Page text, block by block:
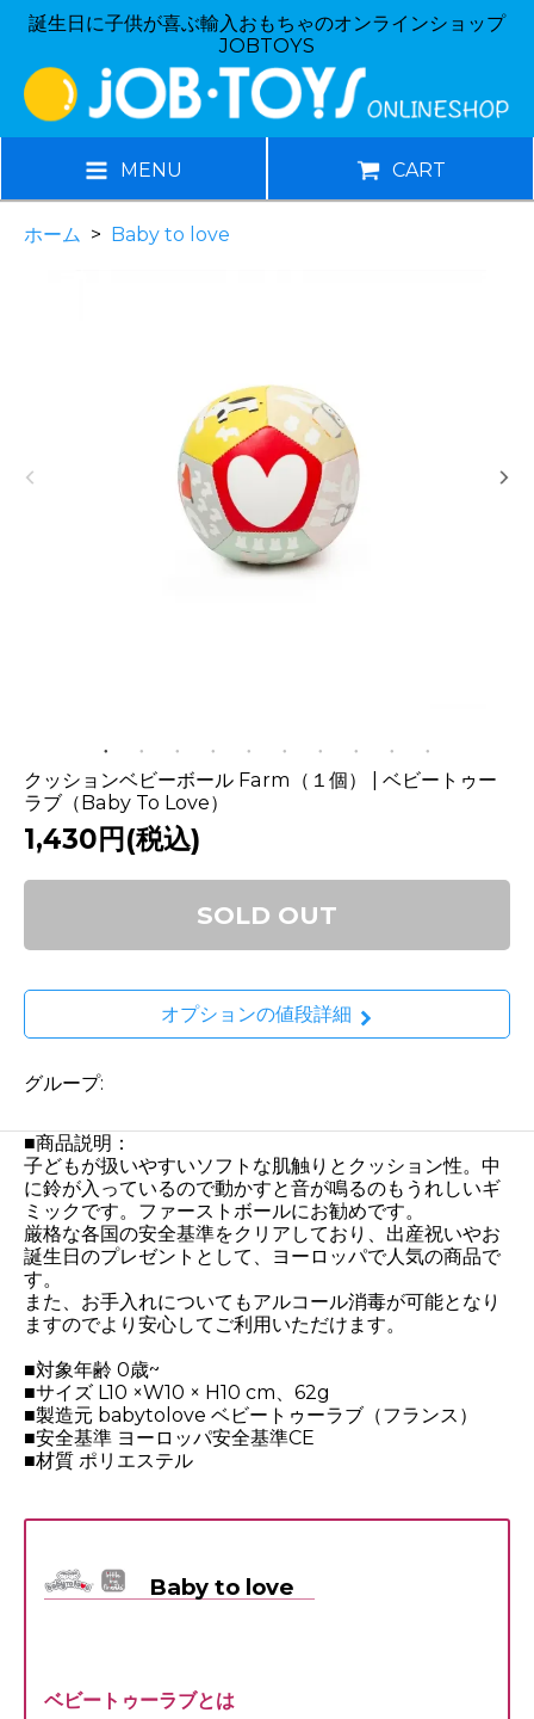
誕生日に子供が喜ぶ輸入おもちゃのオンラインショップ
JOBTOYS
MENU CART
ホーム > Baby to love
クッションベビーボール Farm（１個） | ベビートゥー
ラブ（Baby To Love）
1,430円(税込)
SOLD OUT
オプションの値段詳細
グループ:
■商品説明：
子どもが扱いやすいソフトな肌触りとクッション性。中
に鈴が入っているので動かすと音が鳴るのもうれしいギ
ミックです。ファーストボールにお勧めです。
厳格な各国の安全基準をクリアしており、出産祝いやお
誕生日のプレゼントとして、ヨーロッパで人気の商品で
す。
また、お手入れについてもアルコール消毒が可能となり
ますのでより安心してご利用いただけます。
■対象年齢 0歳~
■サイズ L10 ×W10 × H10 cm、62g
■製造元 babytolove ベビートゥーラブ（フランス）
■安全基準 ヨーロッパ安全基準CE
■材質 ポリエステル
Baby to love
ベビートゥーラブとは